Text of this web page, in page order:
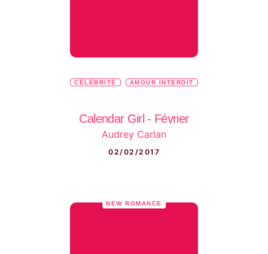
CÉLÉBRITÉ AMOUR INTERDIT
Calendar Girl - Février
Audrey Carlan
02/02/2017
NEW ROMANCE